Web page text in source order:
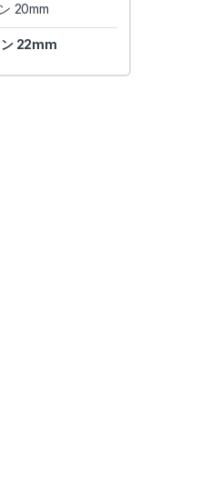
20mm
22mm